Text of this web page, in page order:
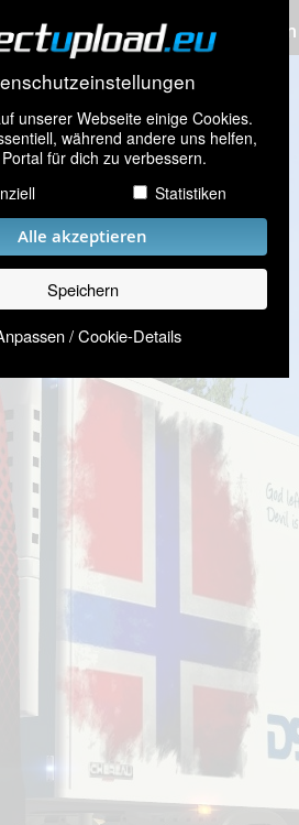
unserer Webseite einige Cookies.
während andere uns helfen,
für dich zu verbessern.
Statistiken
Alle akzeptieren
Speichern
/ Cookie-Details
Bilder hochladen